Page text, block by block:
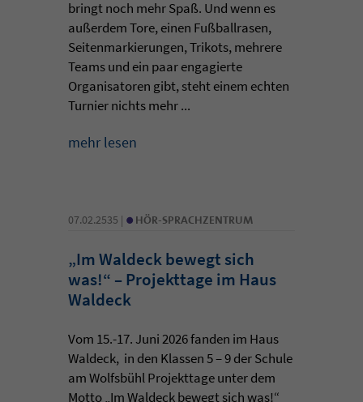
bringt noch mehr Spaß. Und wenn es
außerdem Tore, einen Fußballrasen,
Seitenmarkierungen, Trikots, mehrere
Teams und ein paar engagierte
Organisatoren gibt, steht einem echten
Turnier nichts mehr ...
mehr lesen
07.02.2535 | • HÖR-SPRACHZENTRUM
„Im Waldeck bewegt sich
was!“ – Projekttage im Haus
Waldeck
Vom 15.-17. Juni 2026 fanden im Haus
Waldeck, in den Klassen 5 – 9 der Schule
am Wolfsbühl Projekttage unter dem
Motto „Im Waldeck bewegt sich was!“